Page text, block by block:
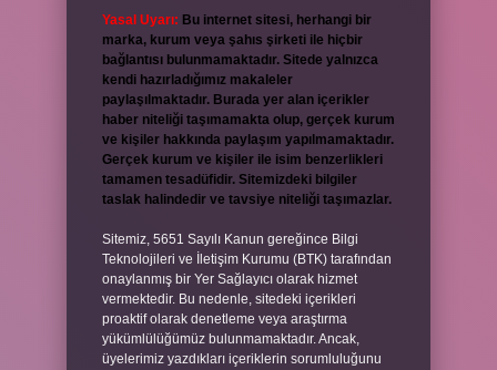
Yasal Uyarı: Bu internet sitesi, herhangi bir
marka, kurum veya şahıs şirketi ile hiçbir
bağlantısı bulunmamaktadır. Sitede yalnızca
kendi hazırladığımız makaleler
paylaşılmaktadır. Burada yer alan içerikler
haber niteliği taşımamakta olup, gerçek kurum
ve kişiler hakkında paylaşım yapılmamaktadır.
Gerçek kurum ve kişiler ile isim benzerlikleri
tamamen tesadüfidir. Sitemizdeki bilgiler
taslak halindedir ve tavsiye niteliği taşımazlar.
Sitemiz, 5651 Sayılı Kanun gereğince Bilgi
Teknolojileri ve İletişim Kurumu (BTK) tarafından
onaylanmış bir Yer Sağlayıcı olarak hizmet
vermektedir. Bu nedenle, sitedeki içerikleri
proaktif olarak denetleme veya araştırma
yükümlülüğümüz bulunmamaktadır. Ancak,
üyelerimiz yazdıkları içeriklerin sorumluluğunu